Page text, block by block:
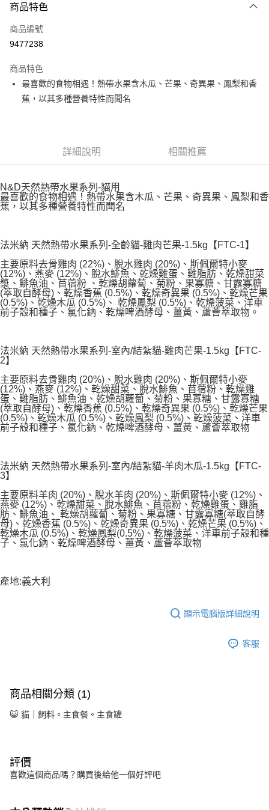
信用卡一次付款
LINE Pay
悠遊付
AFTEE先享後付
３．安心：先確認商品／服務後，再付款。
【「AFTEE先享後付」結帳流程】
２．訂單成立數日內，您將收到繳費通知簡訊。
３．收到繳費通知簡訊後14天內，點擊此簡訊中的連結，可透過四大超商／
ATM／網路銀行／等多元方式進行付款，方視為交易完成。
※ 請注意：結帳手續完成當下不需立刻繳費，但若您需要取消訂單，請聯絡
購買商品的店家。未經商家同意取消之訂單仍視為有效，需透過AFTEE先享
後付繳納相關費用。
※ 交易是否成功請以「AFTEE先享後付 」之結帳頁面顯示為準，若有關於
是否繳費成功／繳費後需取消欲退款等相關疑問，請聯繫「AFTEE先享後付
【注意事項】
１．透過由恩沛科技股份有限公司提供之「AFTEE先享後付」服務完成之交
權轉讓予恩沛科技股份有限公司。
２．關於個人資料處理事宜，請瀏覽以下網址：
https://aftee.tw/terms/#terms3
３．未成年的使用者請事先徵得法定代理人或監護人之同意方可使用
「AFTEE先享後付」，若未經同意申辦者引起之損失，本公司不負相關責
任。
請求用戶進行身份認證。
恩沛科技股份有限公司將有權停止該用戶之使用額度並採取法律行動。
宅配
每筆NT$110，滿NT$1,500(含以上)免運費
每筆NT$360
宅配【偏遠地區-依黑貓物流所公告地區為主】
每筆NT$250
商品特色
商品編號
9477238
商品特色
最喜歡的食物相遇！熱帶水果含木瓜、芒果、奇異果、鳳梨和香
蕉，以其多種營養特性而聞名
詳細說明 相關推薦
N&D天然熱帶水果系列-貓用
最喜歡的食物相遇！熱帶水果含木瓜、芒果、奇異果、鳳梨和香
蕉，以其多種營養特性而聞名
法米納 天然熱帶水果系列-全齡貓-雞肉芒果-1.5kg【FTC-1】
主要原料去骨雞肉 (22%)、脫水雞肉 (20%)、斯佩爾特小麥
(12%)、燕麥 (12%)、脫水鯡魚、乾燥雞蛋、雞脂肪、乾燥甜菜
漿、鯡魚油、苜蓿粉 、乾燥胡蘿蔔、菊粉、果寡糖、甘露寡糖
(萃取自酵母)、乾燥香蕉 (0.5%)、乾燥奇異果 (0.5%)、乾燥芒果
(0.5%)、乾燥木瓜 (0.5%)、 乾燥鳳梨 (0.5%)、乾燥菠菜、洋車
前子殼和種子、氯化鈉、乾燥啤酒酵母、薑黃、蘆薈萃取物。
法米納 天然熱帶水果系列-室內/結紮貓-雞肉芒果-1.5kg【FTC-
2】
主要原料去骨雞肉 (20%)、脫水雞肉 (20%)、斯佩爾特小麥
(12%)、燕麥 (12%)、乾燥甜菜、脫水鯡魚、苜蓿粉、乾燥雞
蛋、雞脂肪、鯡魚油、乾燥胡蘿蔔、菊粉、果寡糖、甘露寡糖
(萃取自酵母)、乾燥香蕉 (0.5%)、乾燥奇異果 (0.5%)、乾燥芒果
(0.5%)、乾燥木瓜 (0.5%)、乾燥鳳梨 (0.5%)、乾燥菠菜、洋車
前子殼和種子、氯化鈉、乾燥啤酒酵母、薑黃、蘆薈萃取物
法米納 天然熱帶水果系列-室內/結紮貓-羊肉木瓜-1.5kg【FTC-
3】
主要原料羊肉 (20%)、脫水羊肉 (20%)、斯佩爾特小麥 (12%)、
燕麥 (12%)、乾燥甜菜、脫水鯡魚、苜蓿粉、乾燥雞蛋、雞脂
肪、鯡魚油、 乾燥胡蘿蔔、菊粉、果寡糖、甘露寡糖(萃取自酵
母)、乾燥香蕉 (0.5%)、乾燥奇異果 (0.5%)、乾燥芒果 (0.5%)、
乾燥木瓜 (0.5%)、乾燥鳳梨(0.5%)、乾燥菠菜、洋車前子殼和種
子、氯化鈉、乾燥啤酒酵母、薑黃、蘆薈萃取物
產地:義大利
顯示電腦版詳細說明
客服
商品相關分類 (1)
😺 貓｜飼料。主食餐。主食罐
評價
喜歡這個商品嗎？購買後給他一個好評吧